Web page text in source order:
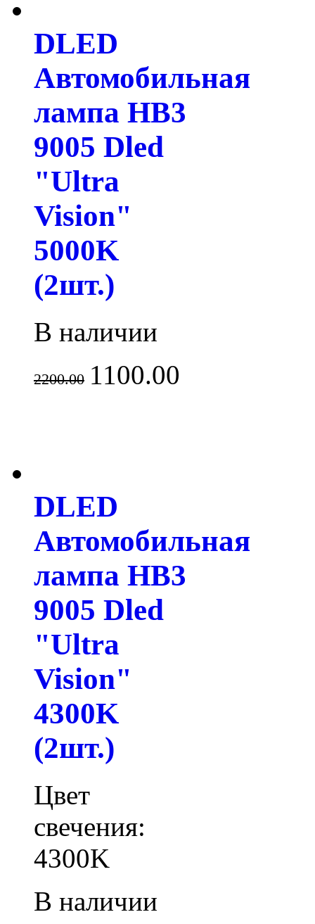
DLED
Автомобильная
лампа HB3
9005 Dled
"Ultra
Vision"
5000K
(2шт.)
В наличии
2200.00 1100.00
DLED
Автомобильная
лампа HB3
9005 Dled
"Ultra
Vision"
4300K
(2шт.)
Цвет
свечения:
4300K
В наличии